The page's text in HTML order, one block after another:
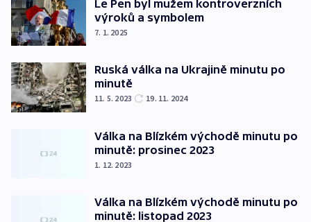
Le Pen byl mužem kontroverzních
výroků a symbolem
7. 1. 2025
Ruská válka na Ukrajině minutu po
minutě
11. 5. 2023 19. 11. 2024
Válka na Blízkém východě minutu po
minutě: prosinec 2023
1. 12. 2023
Válka na Blízkém východě minutu po
minutě: listopad 2023